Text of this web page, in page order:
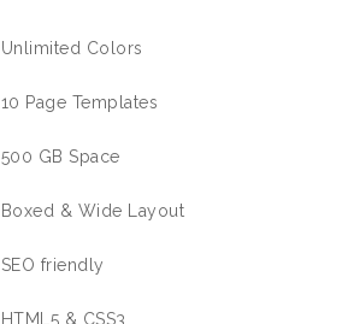
Unlimited Colors
10 Page Templates
500 GB Space
Boxed & Wide Layout
SEO friendly
HTML5 & CSS3